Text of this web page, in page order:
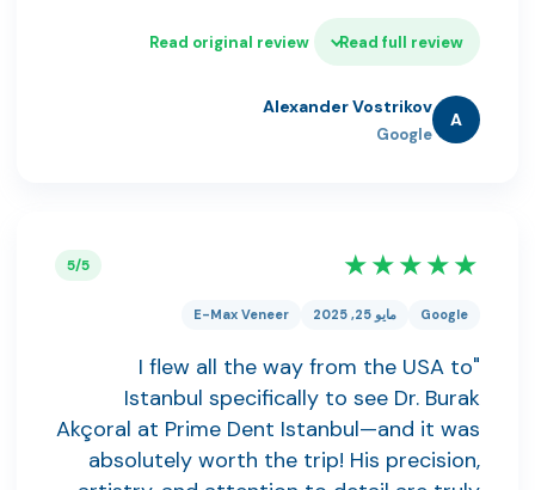
Read full review
Read original review
A
Alexander Vostrikov
Google
★★★★★
5/5
Google مايو 25, 2025 E-Max Veneer
"I flew all the way from the USA to
Istanbul specifically to see Dr. Burak
Akçoral at Prime Dent Istanbul—and it was
absolutely worth the trip! His precision,